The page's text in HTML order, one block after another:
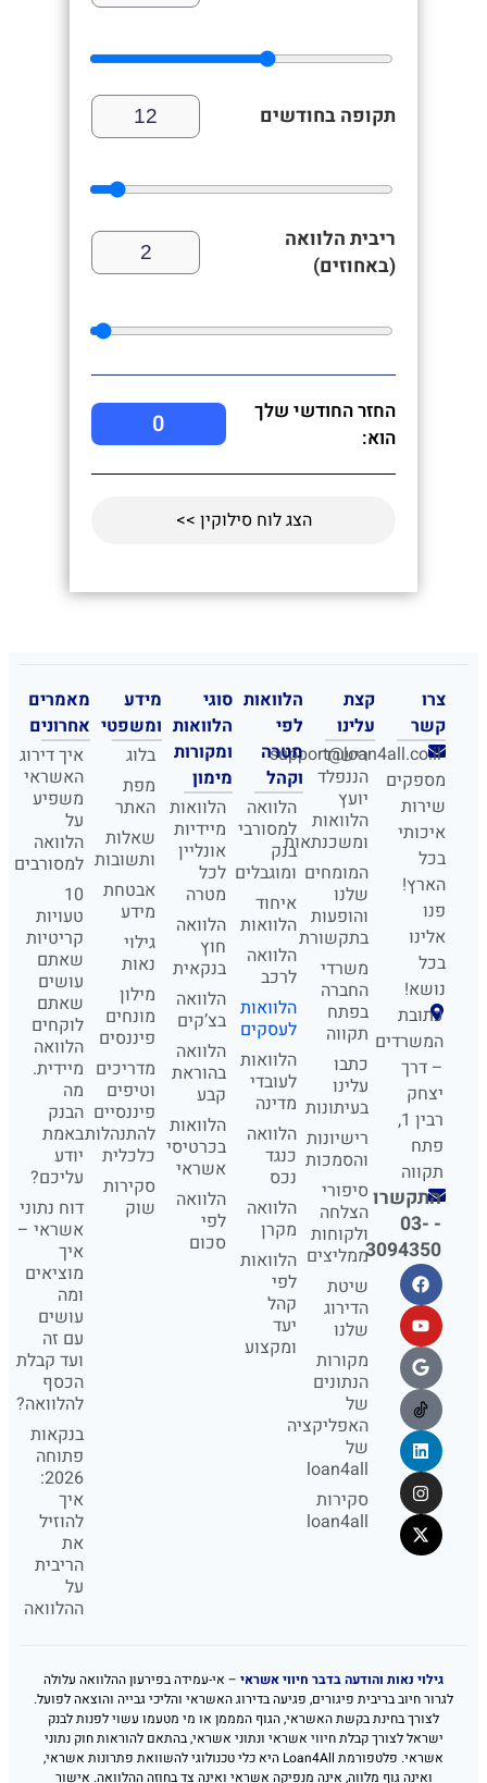
תקופה בחודשים
ריבית הלוואה
(באחוזים)
החזר החודשי שלך
הוא:
0
הצג לוח סילוקין >>
צרו
קשר
support@loan4all.co.il
מספקים
שירות
איכותי
בכל
הארץ!
פנו
אלינו
בכל
נושא!
כתובת
המשרדים
– דרך
יצחק
רבין 1,
פתח
תקווה
התקשרו
- 03-
3094350
קצת
עלינו
רישרד
הננפלד
יועץ
הלוואות
ומשכנתאות
המומחים
שלנו
והופעות
בתקשורת
משרדי
החברה
בפתח
תקווה
כתבו
עלינו
בעיתונות
רישיונות
והסמכות
סיפורי
הצלחה
ולקוחות
ממליצים
שיטת
הדירוג
שלנו
מקורות
הנתונים
של
האפליקציה
של
loan4all
סקירות
loan4all
הלוואות
לפי
מטרה
וקהל
הלוואה
למסורבי
בנק
ומוגבלים
איחוד
הלוואות
הלוואה
לרכב
הלוואות
לעסקים
הלוואות
לעובדי
מדינה
הלוואה
כנגד
נכס
הלוואה
מקרן
הלוואות
לפי
קהל
יעד
ומקצוע
סוגי
הלוואות
ומקורות
מימון
הלוואות
מיידיות
אונליין
לכל
מטרה
הלוואה
חוץ
בנקאית
הלוואה
בצ’קים
הלוואה
בהוראת
קבע
הלוואות
בכרטיסי
אשראי
הלוואה
לפי
סכום
מידע
ומשפטי
בלוג
מפת
האתר
שאלות
ותשובות
אבטחת
מידע
גילוי
נאות
מילון
מונחים
פיננסים
מדריכים
וטיפים
פיננסיים
להתנהלות
כלכלית
סקירות
שוק
מאמרים
אחרונים
איך דירוג
האשראי
משפיע
על
הלוואה
למסורבים
10
טעויות
קריטיות
שאתם
עושים
שאתם
לוקחים
הלוואה
מיידית.
מה
הבנק
באמת
יודע
עליכם?
דוח נתוני
אשראי –
איך
מוציאים
ומה
עושים
עם זה
ועד קבלת
הכסף
להלוואה?
בנקאות
פתוחה
2026:
איך
להוזיל
את
הריבית
על
ההלוואה
גילוי נאות והודעה בדבר חיווי אשראי – אי-עמידה בפירעון ההלוואה עלולה
לגרור חיוב בריבית פיגורים, פגיעה בדירוג האשראי והליכי גבייה והוצאה לפועל.
לצורך בחינת בקשת האשראי, הגוף המממן או מי מטעמו עשוי לפנות לבנק
ישראל לצורך קבלת חיווי אשראי ונתוני אשראי, בהתאם להוראות חוק נתוני
אשראי. פלטפורמת Loan4All היא כלי טכנולוגי להשוואת פתרונות אשראי,
ואינה גוף מלווה, אינה מנפיקה אשראי ואינה צד בחוזה ההלוואה. אישור